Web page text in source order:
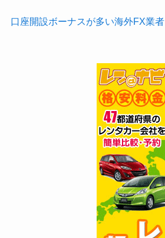
口座開設ボーナスが多い海外FX業者